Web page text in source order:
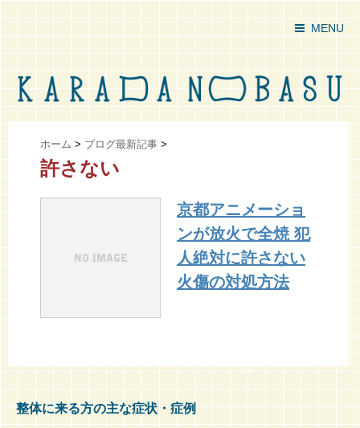
MENU
ホーム > ブログ最新記事 >
許さない
京都アニメーショ
ンが放火で全焼 犯
人絶対に許さない
火傷の対処方法
整体に来る方の主な症状・症例